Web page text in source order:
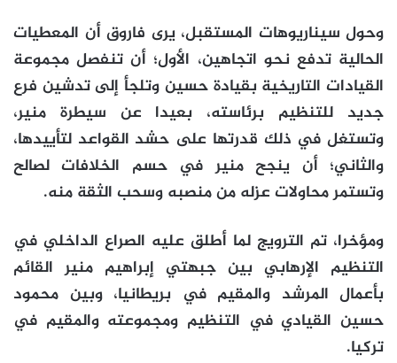
وحول سيناريوهات المستقبل، يرى فاروق أن المعطيات
الحالية تدفع نحو اتجاهين، الأول؛ أن تنفصل مجموعة
القيادات التاريخية بقيادة حسين وتلجأ إلى تدشين فرع
جديد للتنظيم برئاسته، بعيدا عن سيطرة منير،
وتستغل في ذلك قدرتها على حشد القواعد لتأييدها،
والثاني؛ أن ينجح منير في حسم الخلافات لصالح
وتستمر محاولات عزله من منصبه وسحب الثقة منه.
ومؤخرا، تم الترويج لما أطلق عليه الصراع الداخلي في
التنظيم الإرهابي بين جبهتي إبراهيم منير القائم
بأعمال المرشد والمقيم في بريطانيا، وبين محمود
حسين القيادي في التنظيم ومجموعته والمقيم في
تركيا.